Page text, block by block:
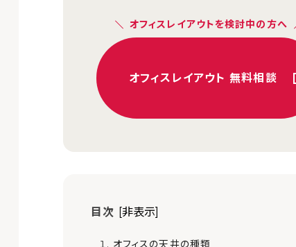
オフィスレイアウトを検討中の方へ
オフィスレイアウト 無料相談
目次 [非表示]
オフィスの天井の種類